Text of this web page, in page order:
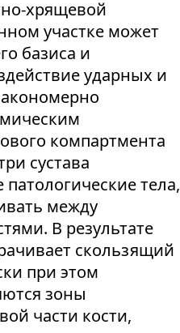
хрящевой
участке может
базиса и
ударных и
компартмента
сустава
тела,
между
В результате
скользящий
при этом
зоны
части кости,